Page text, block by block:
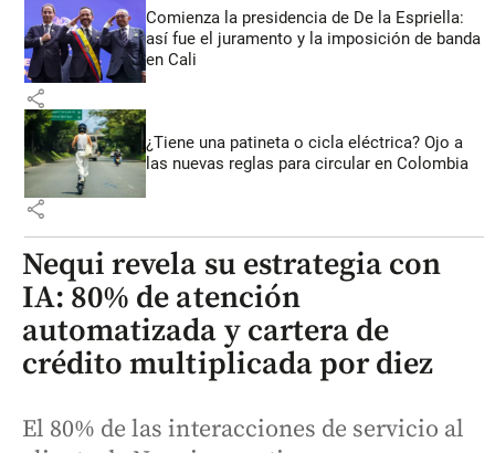
Comienza la presidencia de De la Espriella:
así fue el juramento y la imposición de banda
en Cali
share
¿Tiene una patineta o cicla eléctrica? Ojo a
las nuevas reglas para circular en Colombia
share
Nequi revela su estrategia con
IA: 80% de atención
automatizada y cartera de
crédito multiplicada por diez
El 80% de las interacciones de servicio al